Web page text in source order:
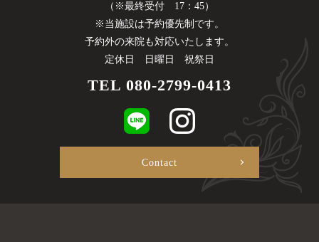
（※最終受付 17：45）
※当施設は予約優先制です。
予約外の来院も対応いたします。
定休日 日曜日 祝祭日
TEL 080-2799-0413
Contact